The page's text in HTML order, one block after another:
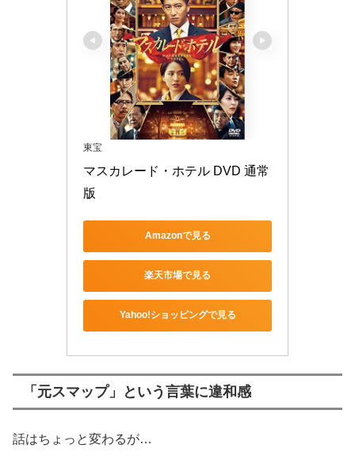
東宝
マスカレード・ホテル DVD 通常
版
Amazonで見る
楽天市場で見る
Yahoo!ショッピングで見る
「元スマップ」という言葉に違和感
話はちょっと変わるが…